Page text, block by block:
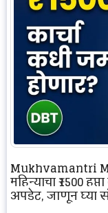
Mukhyamantri
महिन्याचा ₹1500
अपडेट, जाणून घ्या